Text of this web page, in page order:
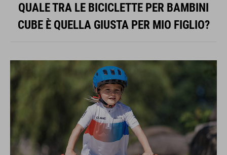
QUALE TRA LE BICICLETTE PER BAMBINI
CUBE È QUELLA GIUSTA PER MIO FIGLIO?